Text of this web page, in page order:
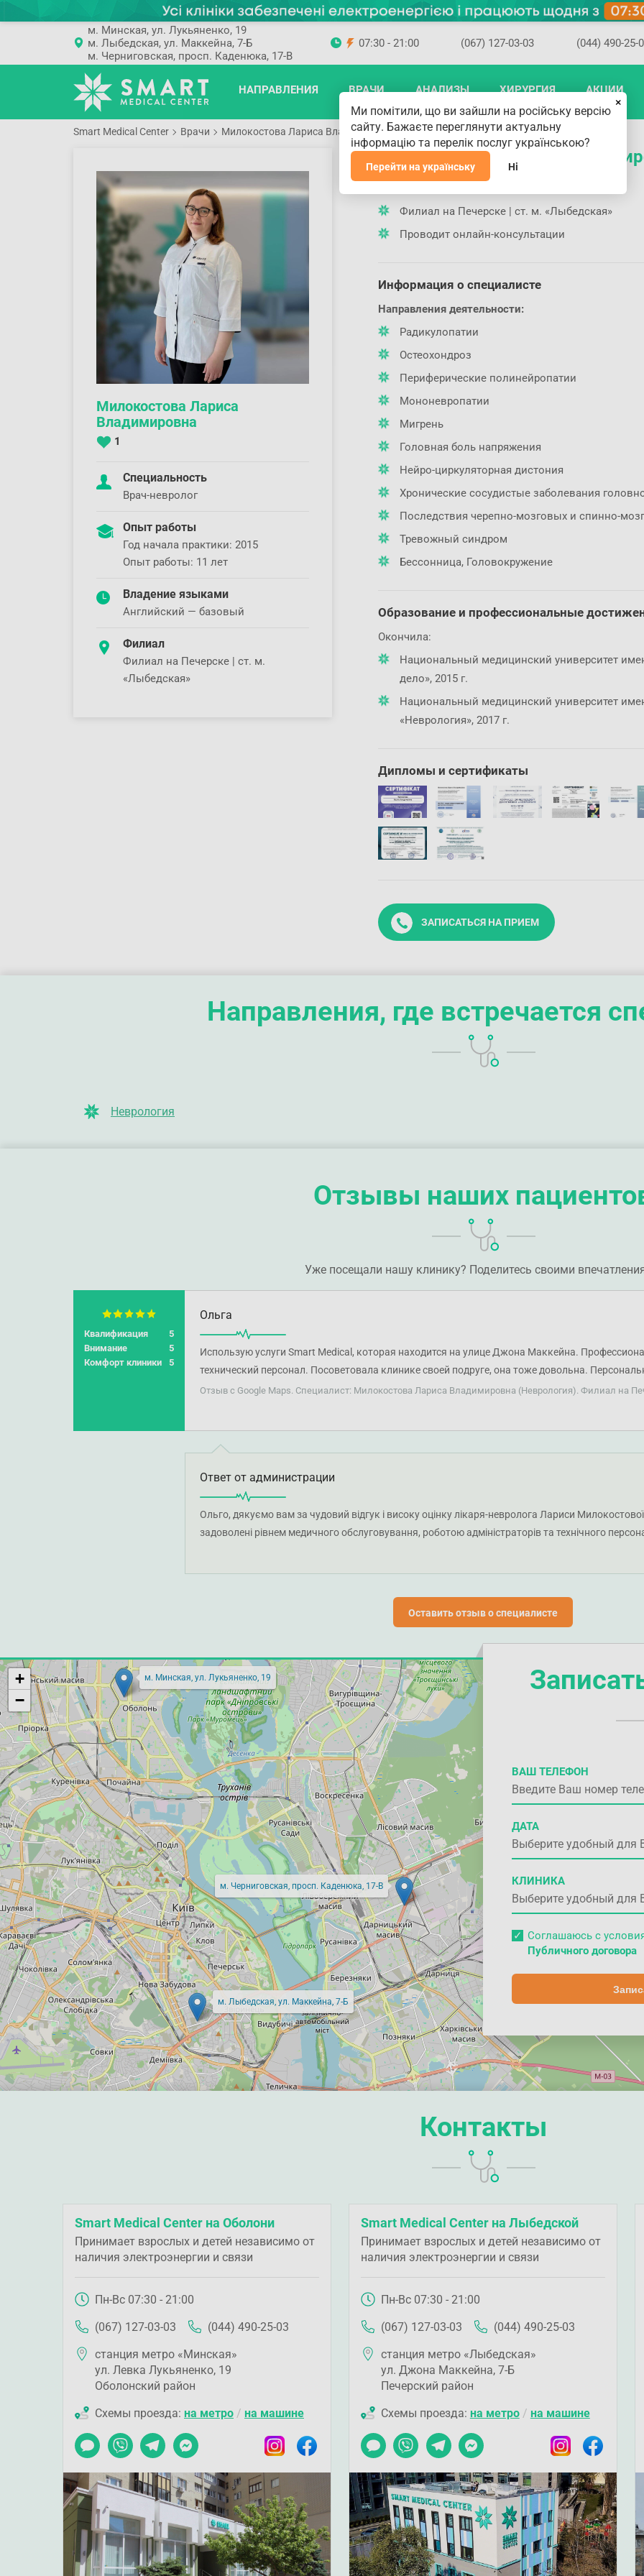
м. Минская, ул. Лукьяненко, 19
м. Лыбедская, ул. Маккейна, 7-Б
м. Черниговская, просп. Каденюка, 17-В
07:30 - 21:00 (067) 127-03-03 (044) 490-25-
НАПРАВЛЕНИЯ ВРАЧИ АНАЛИЗЫ ХИРУРГИЯ АКЦИИ
Smart Medical Center Врачи Милокостова Лариса Владимировна
Милокостова Лариса
Владимировна
1
Специальность
Врач-невролог
Опыт работы
Год начала практики: 2015
Опыт работы: 11 лет
Владение языками
Английский — базовый
Филиал
Филиал на Печерске | ст. м.
«Лыбедская»
Милокостова Лариса
Филиал на Печерске | ст. м. «Лыбедская»
Проводит онлайн-консультации
Информация о специалисте
Направления деятельности:
Радикулопатии
Остеохондроз
Периферические полинейропатии
Мононевропатии
Мигрень
Головная боль напряжения
Нейро-циркуляторная дистония
Хронические сосудистые заболевания
Последствия черепно-мозговых и спинно-
Тревожный синдром
Бессонница, Головокружение
Образование и профессиональные
Окончила:
Национальный медицинский университет
дело», 2015 г.
Национальный медицинский университет
«Неврология», 2017 г.
Дипломы и сертификаты
ЗАПИСАТЬСЯ НА ПРИЕМ
Направления, где встречается
Неврология
Отзывы наших
Уже посещали нашу клинику? Поделитесь своими
Квалификация
5
Внимание
5
Комфорт клиники
5
Ольга
Использую услуги Smart Medical, которая находится на улице Джона Маккейна.
технический персонал. Посоветовала клинике своей подруге, она тоже довольна.
Милокостову Ларису Владимировну за профессиональную консультацию, приятное
Отзыв с Google Maps. Специалист: Милокостова Лариса Владимировна (Неврология). Филиал на
Ответ от администрации
Ольго, дякуємо вам за чудовий відгук і високу оцінку лікаря-невролога Лариси
задоволені рівнем медичного обслуговування, роботою адміністраторів та технічного
Оставить отзыв о специалисте
ВАШ ТЕЛЕФОН
ДАТА
КЛИНИКА
Соглашаюсь с
Публичного договора
м. Минская, ул. Лукьяненко, 19
м. Лыбедская, ул. Маккейна, 7-Б
м. Черниговская, просп. Каденюка, 17-В
+
−
Контакты
Smart Medical Center на Оболони
Принимает взрослых и детей независимо от
наличия электроэнергии и связи
Пн-Вс 07:30 - 21:00
(067) 127-03-03
(044) 490-25-03
станция метро «Минская»
ул. Левка Лукьяненко, 19
Оболонский район
Схемы проезда: на метро / на машине
Чат Viber TelegramMessenger InstagramFacebook
Smart Medical Center на Лыбедской
Принимает взрослых и детей независимо от
наличия электроэнергии и связи
Пн-Вс 07:30 - 21:00
(067) 127-03-03
(044) 490-25-03
станция метро «Лыбедская»
ул. Джона Маккейна, 7-Б
Печерский район
Схемы проезда: на метро/ на машине
Чат Viber TelegramMessenger InstagramFacebook
×
Ми помітили, що ви зайшли на російську версію
сайту. Бажаєте переглянути актуальну
інформацію та перелік послуг українською?
Перейти на українську Ні